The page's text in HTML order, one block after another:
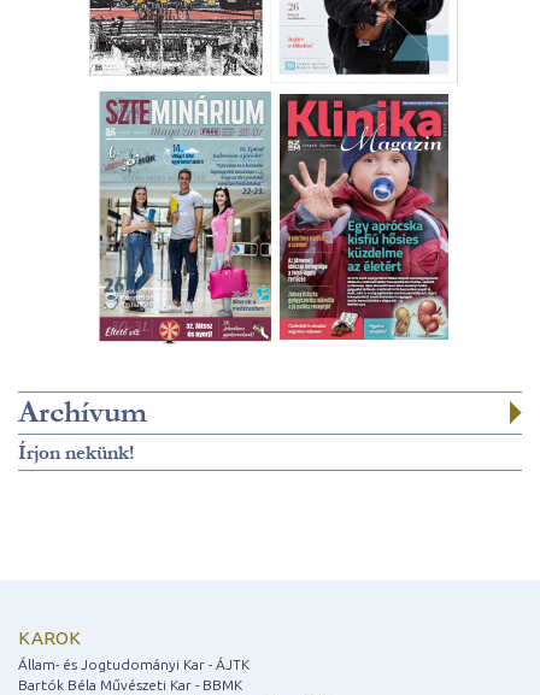
Archívum
Írjon nekünk!
KAROK
Állam- és Jogtudományi Kar - ÁJTK
Bartók Béla Művészeti Kar - BBMK